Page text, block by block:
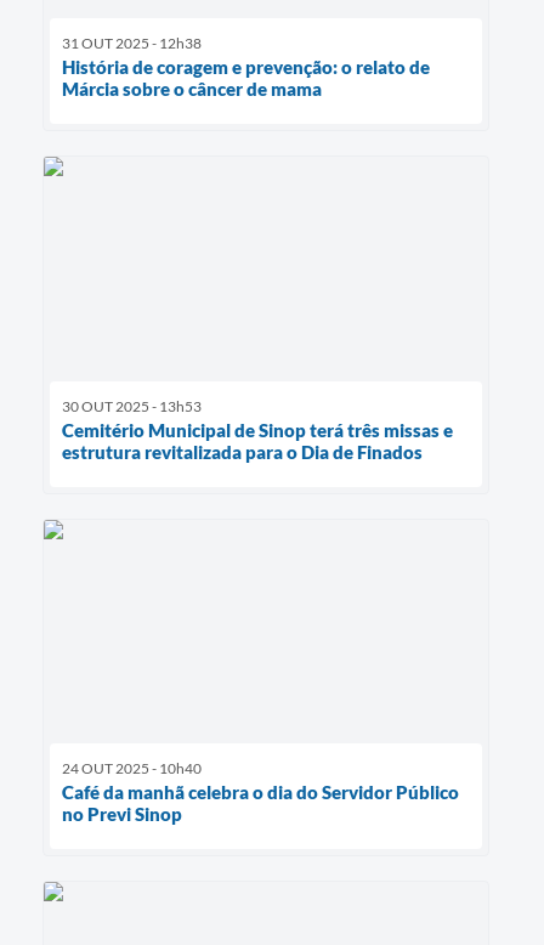
31 OUT 2025 - 12h38
História de coragem e prevenção: o relato de
Márcia sobre o câncer de mama
30 OUT 2025 - 13h53
Cemitério Municipal de Sinop terá três missas e
estrutura revitalizada para o Dia de Finados
24 OUT 2025 - 10h40
Café da manhã celebra o dia do Servidor Público
no Previ Sinop